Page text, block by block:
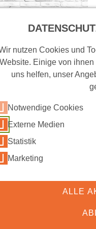
Drittanbieter
Bitte passen
an, um diesen
nutzen Cookies und
Website. Einige von
uns helfen, unser
Notwendige Cookies
Externe Medien
Statistik
Marketing
ALLE